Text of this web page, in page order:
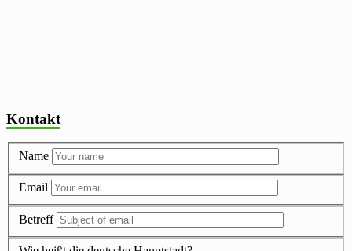
Kontakt
Name
Email
Betreff